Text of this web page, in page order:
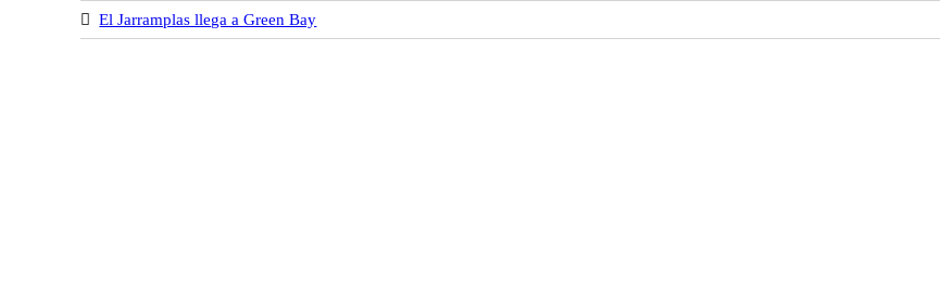
El Jarramplas llega a Green Bay